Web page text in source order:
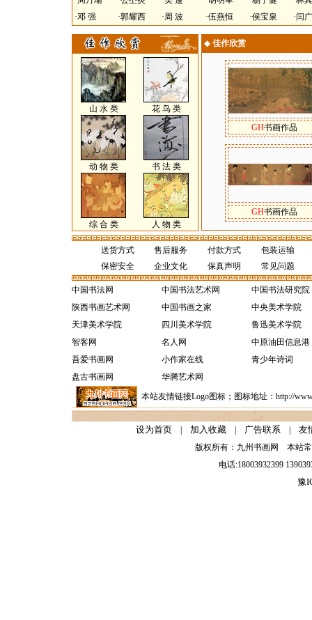
·邓 强 ·郭耀西 ·周 波 ·伍燕恒 ·侯宝泉 ·闫
山 水 类 花 鸟 类
动 物 类 书 法 类
综 合 类 人 物 类
◆ 佳作欣赏
GH书画作品
GH书画作品
送货方式 售后服务 付款方式
包装运输
保密安全
企业文化 保真声明 常见问题
中国书法网 中国书法艺术网
中国书法研究院
陕西书画艺术网
中国书画之家
中央美术学院
天津美术学院
四川美术学院
鲁迅美术学院
智客网
名人网
中原油田信息港
吾爱书画网
小作家在线
青少年诗词
盘古书画网
华腾艺术网
本站友情链接Logo图标；图标地址：http://
设为首页 加入收藏 广告联系 友
版权所有：九州书画网 本站
电话:18003932399
豫